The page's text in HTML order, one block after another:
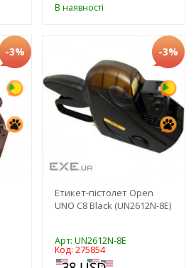
В наявності
-3% -3%
Етикет-пістолет Open
UNO C8 Black (UN2612N-8E)
Арт: UN2612N-8E
Код: 275854